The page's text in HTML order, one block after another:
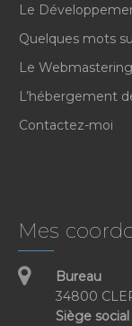
Le
Quelques mots
Le Webmastering
L’hébergement
Contactez-moi
Mes
Bureau
34800
Siège social